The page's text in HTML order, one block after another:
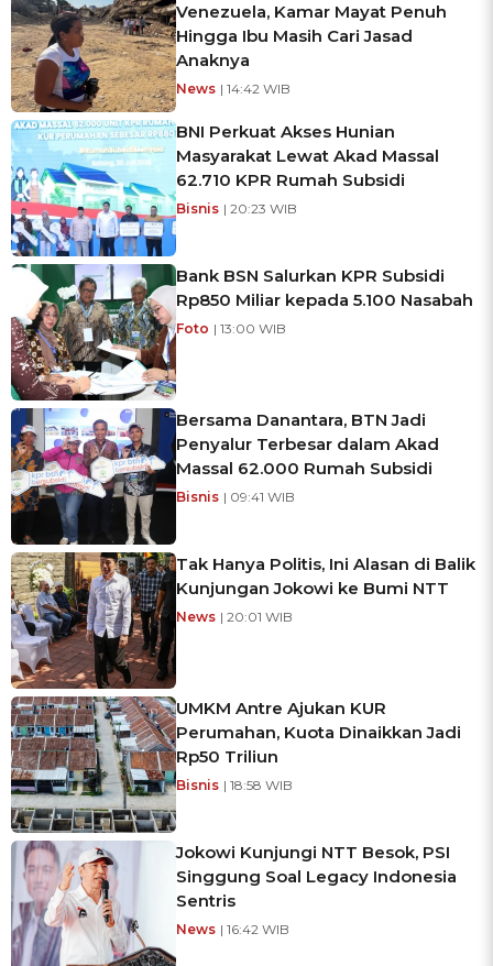
Venezuela, Kamar Mayat Penuh
Hingga Ibu Masih Cari Jasad
Anaknya
News | 14:42 WIB
BNI Perkuat Akses Hunian
Masyarakat Lewat Akad Massal
62.710 KPR Rumah Subsidi
Bisnis | 20:23 WIB
Bank BSN Salurkan KPR Subsidi
Rp850 Miliar kepada 5.100 Nasabah
Foto | 13:00 WIB
Bersama Danantara, BTN Jadi
Penyalur Terbesar dalam Akad
Massal 62.000 Rumah Subsidi
Bisnis | 09:41 WIB
Tak Hanya Politis, Ini Alasan di Balik
Kunjungan Jokowi ke Bumi NTT
News | 20:01 WIB
UMKM Antre Ajukan KUR
Perumahan, Kuota Dinaikkan Jadi
Rp50 Triliun
Bisnis | 18:58 WIB
Jokowi Kunjungi NTT Besok, PSI
Singgung Soal Legacy Indonesia
Sentris
News | 16:42 WIB